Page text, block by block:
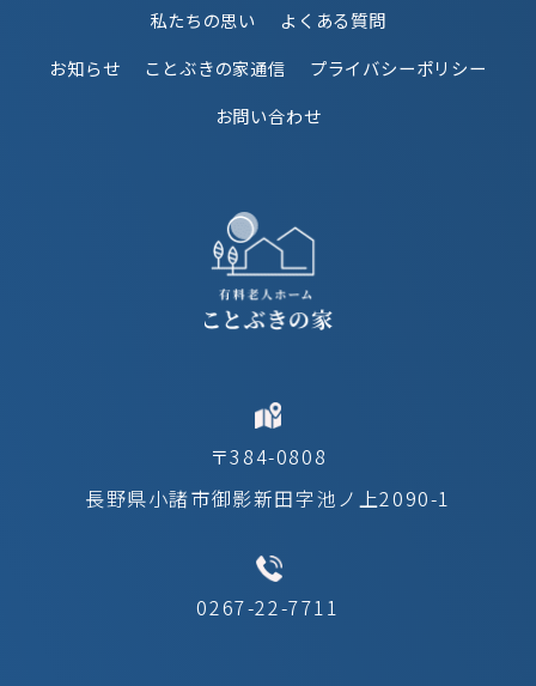
〒384-0808
長野県小諸市御影新田字池ノ上2090-1
0267-22-7711
私たちの思い
よくある質問
お知らせ
ことぶきの家通信
プライバシーポリシー
お問い合わせ